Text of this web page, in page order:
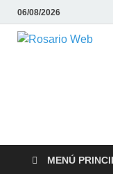
06/08/2026
MENÚ